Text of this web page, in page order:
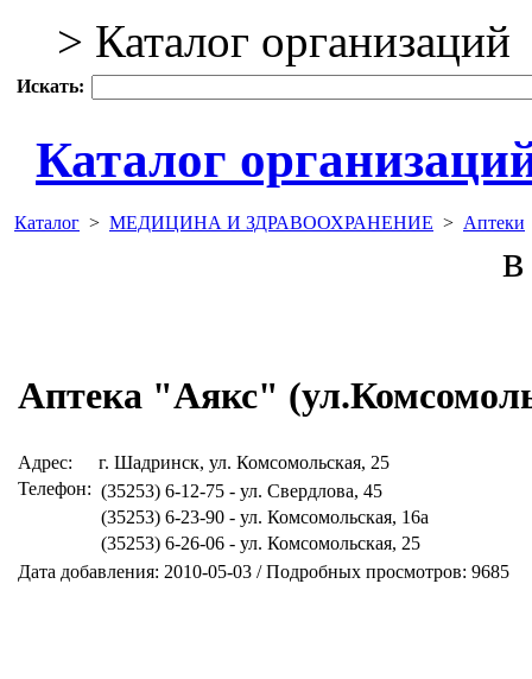
> Каталог организаций
Искать:
Каталог
Каталог > МЕДИЦИНА И ЗДРАВООХРАНЕНИЕ > Аптеки
Аптека "Аякс"
Адрес:
г. Шадринск, ул. Комсомольская, 25
Телефон: (35253) 6-12-75 - ул. Свердлова, 45
(35253) 6-23-90 - ул. Комсомольская, 16а
(35253) 6-26-06 - ул. Комсомольская, 25
Дата добавления: 2010-05-03 / Подробных просмотров: 9685